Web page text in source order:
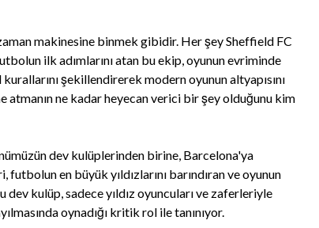
makinesine binmek gibidir. Her şey Sheffield FC
ilk adımlarını atan bu ekip, oyunun evriminde
şekillendirerek modern oyunun altyapısını
atmanın ne kadar heyecan verici bir şey olduğunu kim
dev kulüplerinden birine, Barcelona'ya
en büyük yıldızlarını barındıran ve oyunun
dev kulüp, sadece yıldız oyuncuları ve zaferleriyle
oynadığı kritik rol ile tanınıyor.